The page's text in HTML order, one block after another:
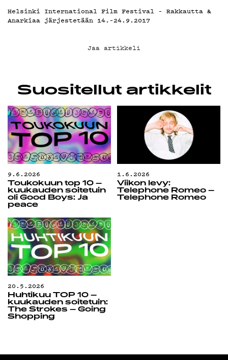
Helsinki International Film Festival – Rakkautta &
Anarkiaa järjestetään 14.–24.9.2017
Jaa artikkeli
Suositellut artikkelit
9.6.2026
Toukokuun top 10 –
kuukauden soitetuin
oli Good Boys: Ja
peace
1.6.2026
Viikon levy:
Telephone Romeo –
Telephone Romeo
20.5.2026
Huhtikuu TOP 10 –
kuukauden soitetuin:
The Strokes – Going
Shopping